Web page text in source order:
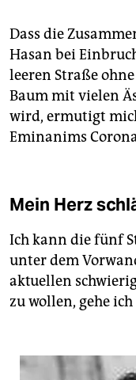
Dass die
Hasan bei
leeren Straße
Baum mit vielen
wird, ermutigt
Eminanims
Mein Herz
Ich kann die fünf
unter dem
aktuellen
zu wollen, gehe